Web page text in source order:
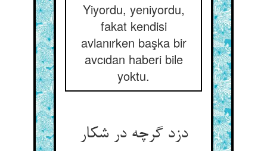
Yiyordu, yeniyordu,
fakat kendisi
avlanırken başka bir
avcıdan haberi bile
yoktu.
دزد گرچه در شکار